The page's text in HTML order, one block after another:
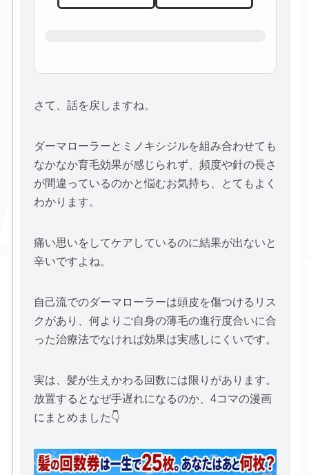
さて、話を戻しますね。
ダーマローラーとミノキシジルを組み合わせても
なかなか育毛効果が感じられず、頻度や針の長さ
が間違っているのかと悩むお気持ち、とてもよく
わかります。
痛い思いをしてケアしているのに結果が出ないと
辛いですよね。
自己流でのダーマローラーは頭皮を傷つけるリス
クがあり、何よりご自身の薄毛の進行度合いに合
った治療法でなければ効果は実感しにくいです。
実は、髪が生えかわる回数には限りがあります。
放置するとなぜ手遅れになるのか、4コマの漫画
にまとめました👇